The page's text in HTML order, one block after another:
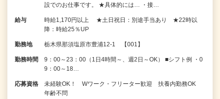
設でのお仕事です。 ★具体的には… ・接…
給与
時給1,170円以上 ★土日祝日：別途手当あり ★22時以
降：時給25％UP
勤務地 栃木県那須塩原市豊浦12-1 【001】
勤務時間
9：00～23：00（1日4時間～、週2日～OK） ■シフト例 ・0
9：00～18…
応募資格
未経験OK！ Wワーク・フリーター歓迎 扶養内勤務OK
年齢不問